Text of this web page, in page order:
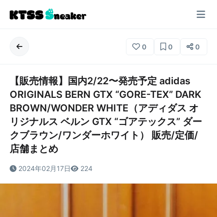
0 0 0
【販売情報】国内2/22〜発売予定 adidas
ORIGINALS BERN GTX “GORE-TEX” DARK
BROWN/WONDER WHITE（アディダス オ
リジナルス ベルン GTX “ゴアテックス” ダー
クブラウン/ワンダーホワイト） 販売/定価/
店舗まとめ
2024年02月17日 224